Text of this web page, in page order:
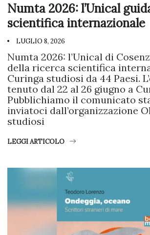
Numta 2026: l’Unical
scientifica internazionale
LUGLIO 8, 2026
Numta 2026: l’Unical di
della ricerca scientifica
Curinga studiosi da 44 Paesi.
tenuto dal 22 al 26 giugno a
Pubblichiamo il comunicato
inviatoci dall’organizzazione
studiosi
LEGGI ARTICOLO